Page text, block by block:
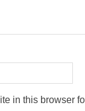
in this browser